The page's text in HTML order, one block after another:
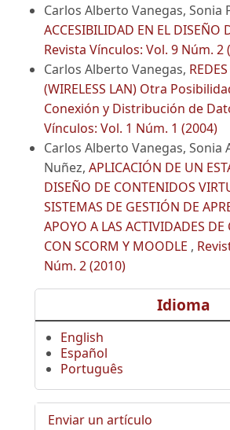
Carlos Alberto Vanegas, Sonia
ACCESIBILIDAD EN EL DISEÑO
Revista Vínculos: Vol. 9 Núm. 2
Carlos Alberto Vanegas,
(WIRELESS LAN) Otra
Conexión y Distribución de
Vínculos: Vol. 1 Núm. 1 (2004)
Carlos Alberto Vanegas, Sonia
Nuñez, APLICACIÓN DE UN
DISEÑO DE CONTENIDOS
SISTEMAS DE GESTIÓN DE
APOYO A LAS ACTIVIDADES DE
CON SCORM Y MOODLE ,
Núm. 2 (2010)
Idioma
English
Español
Português
Enviar un artículo